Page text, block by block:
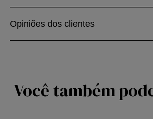
Opiniões dos clientes
Você também